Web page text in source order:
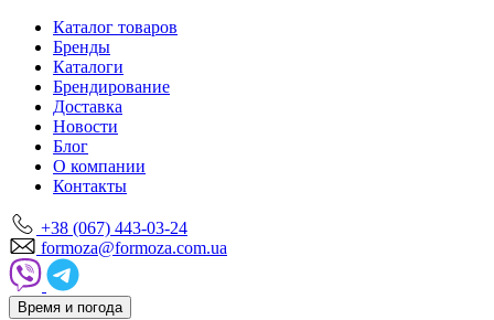
Каталог товаров
Бренды
Каталоги
Брендирование
Доставка
Новости
Блог
О компании
Контакты
+38 (067) 443-03-24
formoza@formoza.com.ua
Время и погода